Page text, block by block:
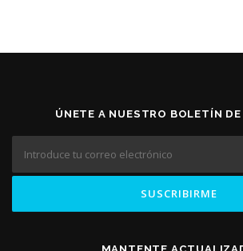
ÚNETE A NUESTRO BOLETÍN